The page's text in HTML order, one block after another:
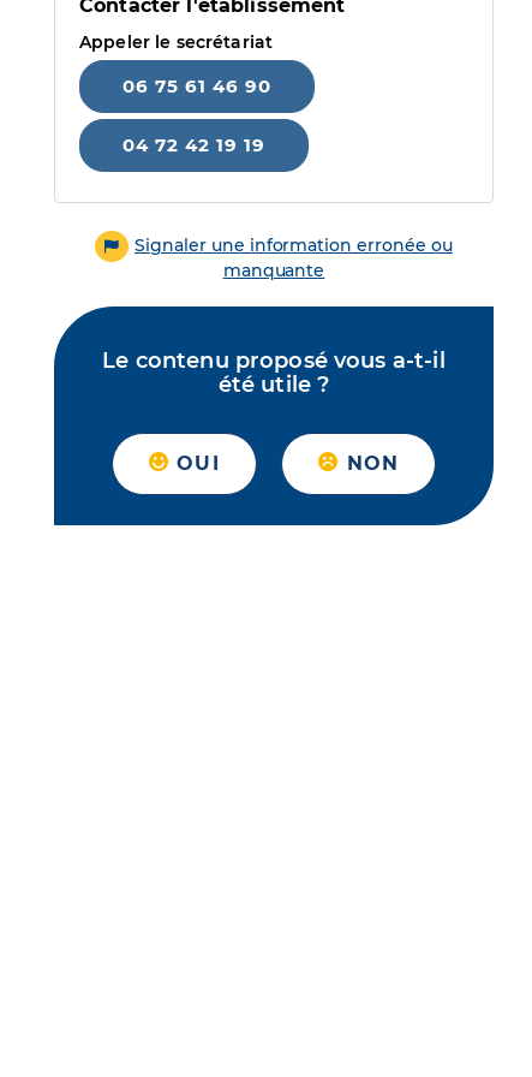
Contacter l'établissement
Appeler le secrétariat
06 75 61 46 90
04 72 42 19 19
Signaler une information erronée ou
manquante
Le contenu proposé vous a-t-il
été utile ?
OUI NON